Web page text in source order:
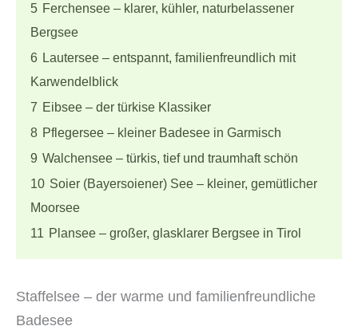
5 Ferchensee – klarer, kühler, naturbelassener
Bergsee
6 Lautersee – entspannt, familienfreundlich mit
Karwendelblick
7 Eibsee – der türkise Klassiker
8 Pflegersee – kleiner Badesee in Garmisch
9 Walchensee – türkis, tief und traumhaft schön
10 Soier (Bayersoiener) See – kleiner, gemütlicher
Moorsee
11 Plansee – großer, glasklarer Bergsee in Tirol
Staffelsee – der warme und familienfreundliche
Badesee